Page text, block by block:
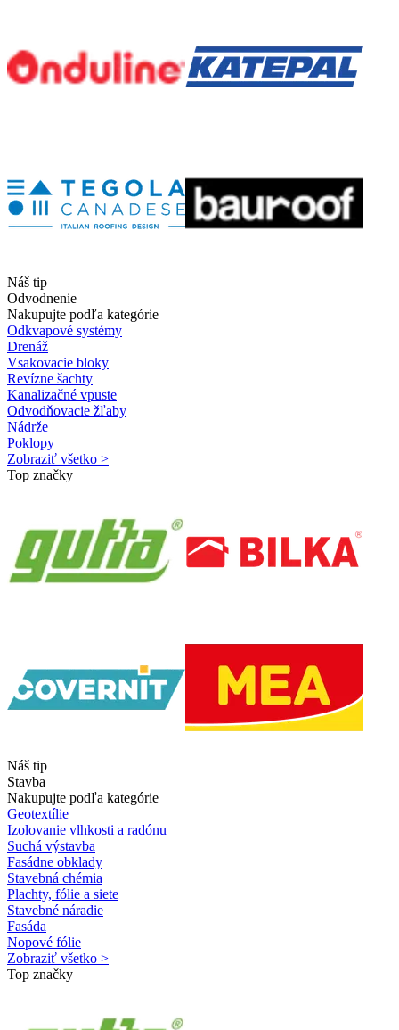
Náš tip
Odvodnenie
Nakupujte podľa kategórie
Odkvapové systémy
Drenáž
Vsakovacie bloky
Revízne šachty
Kanalizačné vpuste
Odvodňovacie žľaby
Nádrže
Poklopy
Zobraziť všetko >
Top značky
Náš tip
Stavba
Nakupujte podľa kategórie
Geotextílie
Izolovanie vlhkosti a radónu
Suchá výstavba
Fasádne obklady
Stavebná chémia
Plachty, fólie a siete
Stavebné náradie
Fasáda
Nopové fólie
Zobraziť všetko >
Top značky